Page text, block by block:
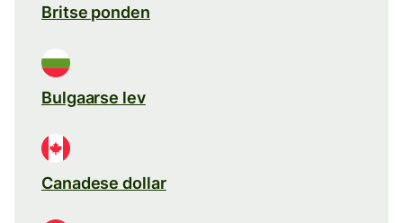
Britse ponden
Bulgaarse lev
Canadese dollar